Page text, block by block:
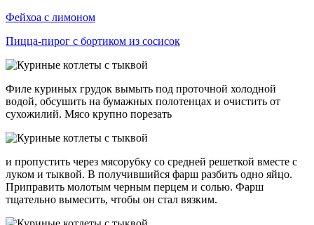
Фейхоа с лимоном
Пицца-пирог с бортиком из сосисок
Филе куриных грудок вымыть под проточной холодной
водой, обсушить на бумажных полотенцах и очистить от
сухожилий. Мясо крупно порезать
и пропустить через мясорубку со средней решеткой вместе с
луком и тыквой. В получившийся фарш разбить одно яйцо.
Приправить молотым черным перцем и солью. Фарш
тщательно вымесить, чтобы он стал вязким.